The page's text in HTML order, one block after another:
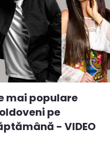
mai populare
pe
- VIDEO